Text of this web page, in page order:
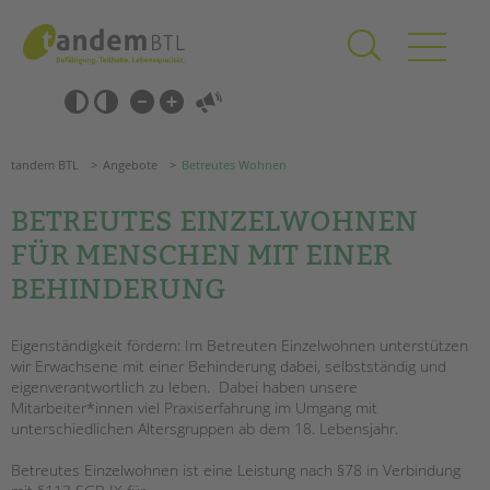
springen
Barrierefrei-
Einstellungen
überspringen
überspringen
SCHULE & GANZTAG
Oberschulen
Kollegs
EFöB
Schulbezogene Sozialarbeit
Tagesgruppen
HILFEN ZUR ERZIEHUNG
tandem BTL Angebote Betreutes Wohnen
BETREUTES EINZELWOHNEN
FÜR MENSCHEN MIT EINER
BEHINDERUNG
Eigenständigkeit fördern: Im Betreuten Einzelwohnen unterstützen
wir Erwachsene mit einer Behinderung dabei, selbstständig und
eigenverantwortlich zu leben. Dabei haben unsere
Mitarbeiter*innen viel Praxiserfahrung im Umgang mit
unterschiedlichen Altersgruppen ab dem 18. Lebensjahr.
Betreutes Einzelwohnen ist eine Leistung nach §78 in Verbindung